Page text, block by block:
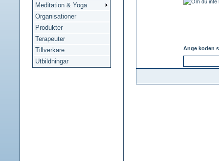
Meditation & Yoga
Organisationer
Produkter
Terapeuter
Tillverkare
Utbildningar
Ange koden